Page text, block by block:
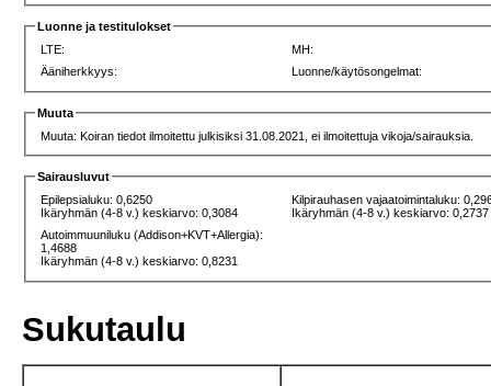
Luonne ja testitulokset
LTE:
MH:
Ääniherkkyys:
Luonne/käytösongelmat:
Muuta
Muuta: Koiran tiedot ilmoitettu julkisiksi 31.08.2021, ei ilmoitettuja vikoja/sairauksia.
Sairausluvut
Epilepsialuku: 0,6250
Ikäryhmän (4-8 v.) keskiarvo: 0,3084
Kilpirauhasen vajaatoimintaluku:
Ikäryhmän (4-8 v.) keskiarvo: 0,2737
Autoimmuuniluku (Addison+KVT+Allergia):
1,4688
Ikäryhmän (4-8 v.) keskiarvo: 0,8231
Sukutaulu